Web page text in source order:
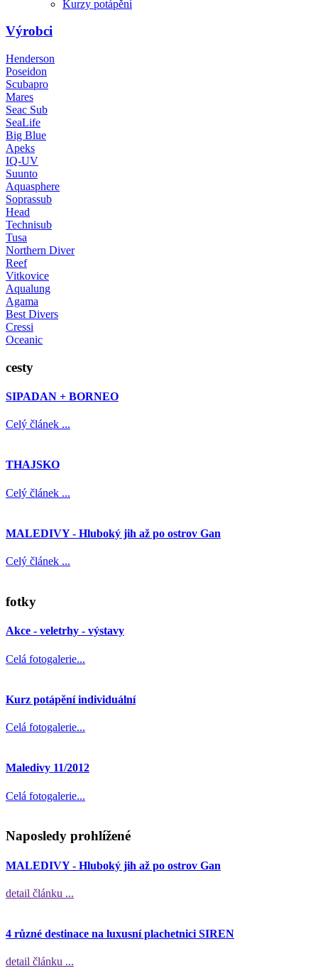
Kurzy potápění
Výrobci
Henderson
Poseidon
Scubapro
Mares
Seac Sub
SeaLife
Big Blue
Apeks
IQ-UV
Suunto
Aquasphere
Soprassub
Head
Technisub
Tusa
Northern Diver
Reef
Vitkovice
Aqualung
Agama
Best Divers
Cressi
Oceanic
cesty
SIPADAN + BORNEO
Celý článek ...
THAJSKO
Celý článek ...
MALEDIVY - Hluboký jih až po ostrov Gan
Celý článek ...
fotky
Akce - veletrhy - výstavy
Celá fotogalerie...
Kurz potápění individuální
Celá fotogalerie...
Maledivy 11/2012
Celá fotogalerie...
Naposledy prohlížené
MALEDIVY - Hluboký jih až po ostrov Gan
detail článku ...
4 různé destinace na luxusní plachetnici SIREN
detail článku ...